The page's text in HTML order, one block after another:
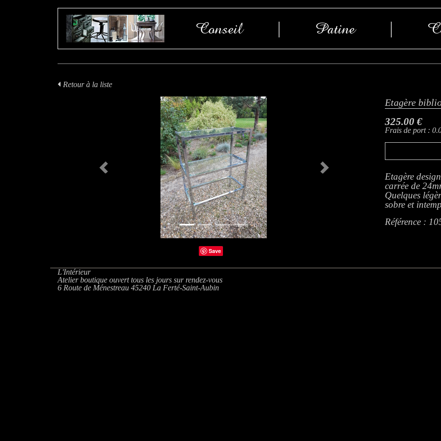
Conseil Patine
Retour à la liste
Previous Next
Save
Etagère
325.00 €
Frais de port :
Etagère
carrée de
Quelques
sobre et
Référence :
L'Intérieur
Atelier boutique ouvert tous les jours sur rendez-vous
6 Route de Ménestreau 45240 La Ferté-Saint-Aubin